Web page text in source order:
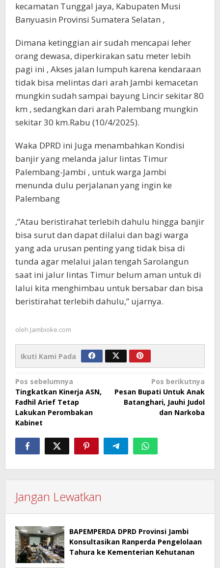
kecamatan Tunggal jaya, Kabupaten Musi
Banyuasin Provinsi Sumatera Selatan ,
Dimana ketinggian air sudah mencapai leher
orang dewasa, diperkirakan satu meter lebih
pagi ini , Akses jalan lumpuh karena kendaraan
tidak bisa melintas dari arah Jambi kemacetan
mungkin sudah sampai bayung Lincir sekitar 80
km , sedangkan dari arah Palembang mungkin
sekitar 30 km.Rabu (10/4/2025).
Waka DPRD ini Juga menambahkan Kondisi
banjir yang melanda jalur lintas Timur
Palembang-Jambi , untuk warga Jambi
menunda dulu perjalanan yang ingin ke
Palembang
,”Atau beristirahat terlebih dahulu hingga banjir
bisa surut dan dapat dilalui dan bagi warga
yang ada urusan penting yang tidak bisa di
tunda agar melalui jalan tengah Sarolangun
saat ini jalur lintas Timur belum aman untuk di
lalui kita menghimbau untuk bersabar dan bisa
beristirahat terlebih dahulu,” ujarnya.
oleh Jambioke.com
Ikuti Kami Pada
Navigasi
pos
Pos sebelumnya
Tingkatkan Kinerja ASN,
Fadhil Arief Tetap
Lakukan Perombakan
Kabinet
Pos berikutnya
Pesan Bupati Untuk Anak
Batanghari, Jauhi Judol
dan Narkoba
Jangan Lewatkan
BAPEMPERDA DPRD Provinsi Jambi
Konsultasikan Ranperda Pengelolaan
Tahura ke Kementerian Kehutanan